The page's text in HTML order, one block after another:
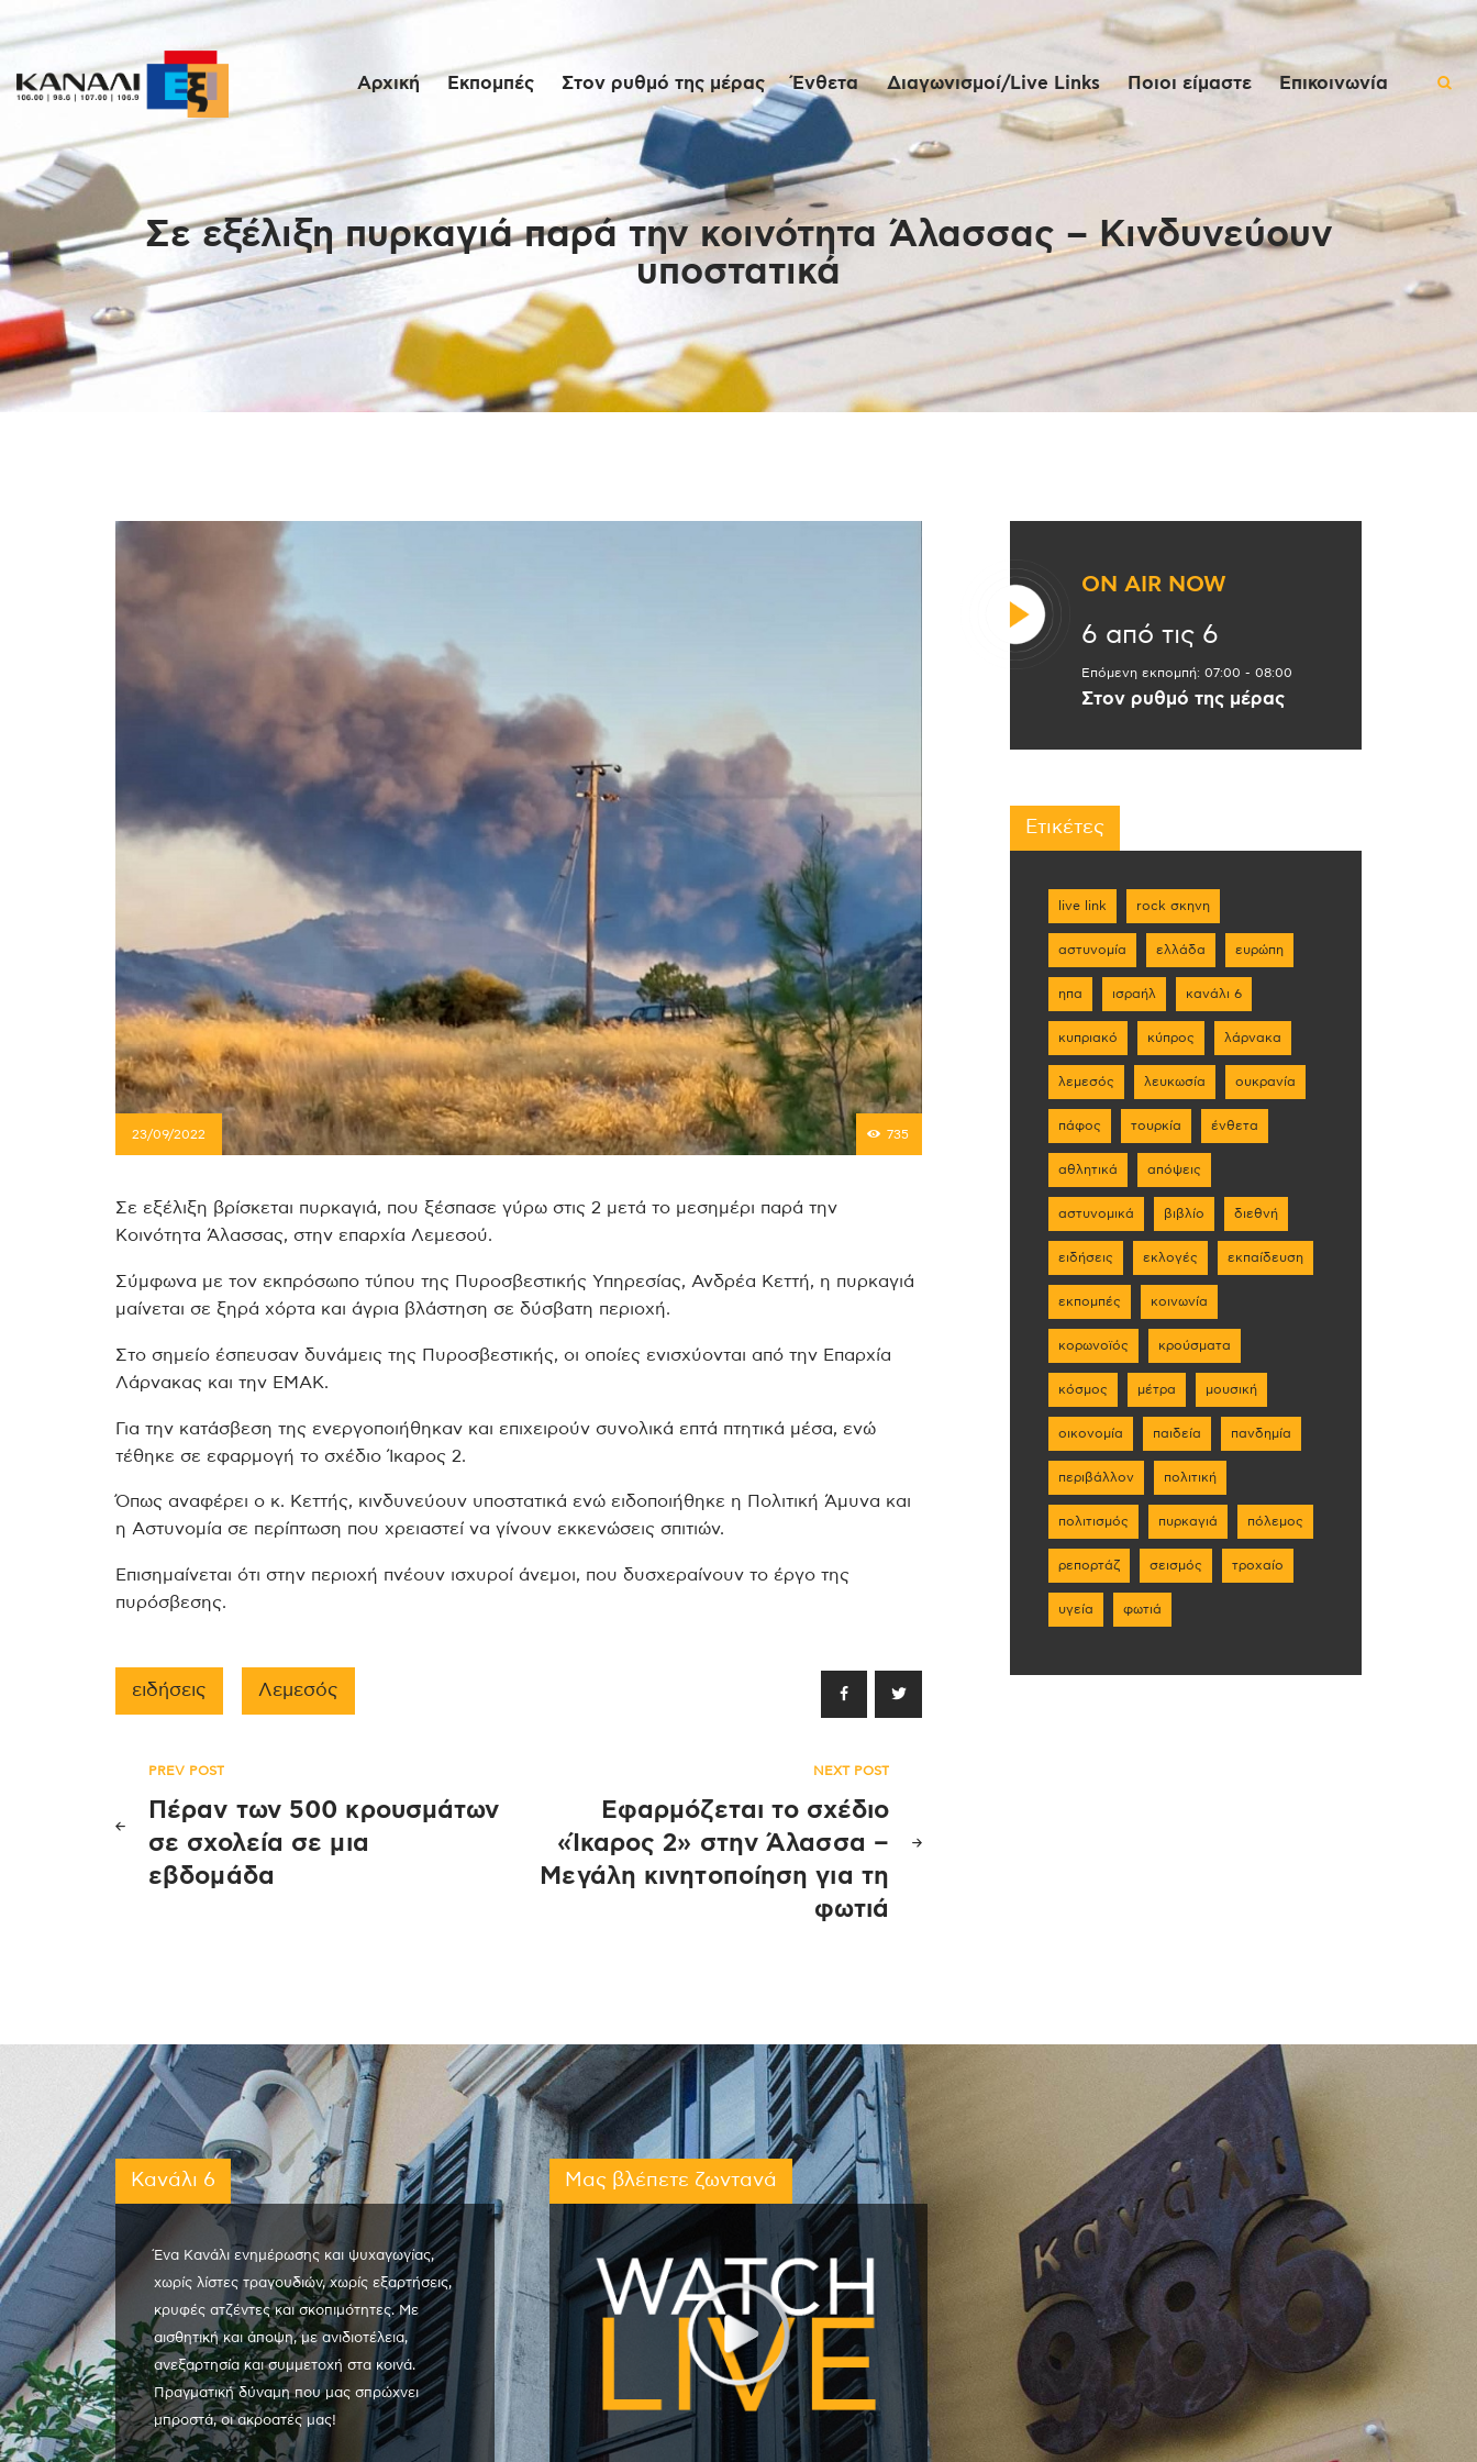
Αρχική Εκπομπές Στον ρυθμό της μέρας Ένθετα Διαγωνισμοί/Live Links Ποιοι είμαστε Επικοινωνία
Σε εξέλιξη πυρκαγιά παρά την κοινότητα Άλασσας – Κινδυνεύουν
υποστατικά
Αρχική
Εκπομπές
Στον ρυθμό της
μέρας
Ένθετα
Διαγωνισμοί/Live
Links
Επικοινωνία
23/09/2022 735
Σε εξέλιξη βρίσκεται πυρκαγιά, που ξέσπασε γύρω στις 2 μετά το μεσημέρι παρά την
Κοινότητα Άλασσας, στην επαρχία Λεμεσού.
Σύμφωνα με τον εκπρόσωπο τύπου της Πυροσβεστικής Υπηρεσίας, Ανδρέα Κεττή, η πυρκαγιά
μαίνεται σε ξηρά χόρτα και άγρια βλάστηση σε δύσβατη περιοχή.
Στο σημείο έσπευσαν δυνάμεις της Πυροσβεστικής, οι οποίες ενισχύονται από την Επαρχία
Λάρνακας και την ΕΜΑΚ.
Για την κατάσβεση της ενεργοποιήθηκαν και επιχειρούν συνολικά επτά πτητικά μέσα, ενώ
τέθηκε σε εφαρμογή το σχέδιο Ίκαρος 2.
Όπως αναφέρει ο κ. Κεττής, κινδυνεύουν υποστατικά ενώ ειδοποιήθηκε η Πολιτική Άμυνα και
η Αστυνομία σε περίπτωση που χρειαστεί να γίνουν εκκενώσεις σπιτιών.
Επισημαίνεται ότι στην περιοχή πνέουν ισχυροί άνεμοι, που δυσχεραίνουν το έργο της
πυρόσβεσης.
ειδήσεις Λεμεσός
Πλοήγηση
άρθρων
PREV POST
Πέραν των 500 κρουσμάτων
σε σχολεία σε μια
εβδομάδα
NEXT POST
Εφαρμόζεται το σχέδιο
«Ίκαρος 2» στην Άλασσα –
Μεγάλη κινητοποίηση για τη
φωτιά
ON AIR NOW
6 από τις 6
Επόμενη εκπομπή: 07:00 - 08:00
Στον ρυθμό της μέρας
Ετικέτες
live link rock σκηνη
αστυνομία ελλάδα ευρώπη
ηπα ισραήλ κανάλι 6
κυπριακό κύπρος λάρνακα
λεμεσός λευκωσία ουκρανία
πάφος τουρκία ένθετα
αθλητικά απόψεις
αστυνομικά βιβλίο διεθνή
ειδήσεις εκλογές εκπαίδευση
εκπομπές κοινωνία
κορωνοϊός κρούσματα
κόσμος μέτρα μουσική
οικονομία παιδεία πανδημία
περιβάλλον πολιτική
πολιτισμός πυρκαγιά πόλεμος
ρεπορτάζ σεισμός τροχαίο
υγεία φωτιά
Κανάλι 6
Ένα Κανάλι ενημέρωσης και ψυχαγωγίας,
χωρίς λίστες τραγουδιών, χωρίς εξαρτήσεις,
κρυφές ατζέντες και σκοπιμότητες. Με
αισθητική και άποψη, με ανιδιοτέλεια,
ανεξαρτησία και συμμετοχή στα κοινά.
Πραγματική δύναμη που μας σπρώχνει
μπροστά, οι ακροατές μας!
Μας βλέπετε ζωντανά